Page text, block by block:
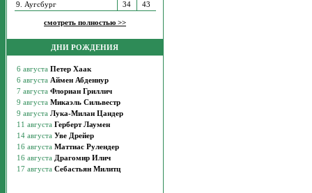
9. Аугсбург
34 43
смотреть полностью >>
ДНИ РОЖДЕНИЯ